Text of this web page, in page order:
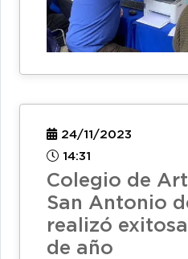
24/11/2023
14:31
Colegio de
San Antonio
realizó
de año